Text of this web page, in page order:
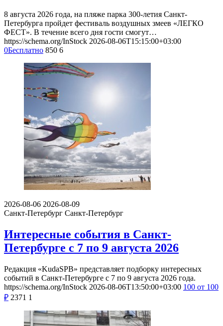
8 августа 2026 года, на пляже парка 300-летия Санкт-
Петербурга пройдет фестиваль воздушных змеев «ЛЕГКО
ФЕСТ». В течение всего дня гости смогут…
https://schema.org/InStock 2026-08-06T15:15:00+03:00
0Бесплатно 850 6
2026-08-06 2026-08-09
Санкт-Петербург Санкт-Петербург
Интересные события в Санкт-
Петербурге с 7 по 9 августа 2026
Редакция «KudaSPB» представляет подборку интересных
событий в Санкт-Петербурге с 7 по 9 августа 2026 года.
https://schema.org/InStock 2026-08-06T13:50:00+03:00 100 от 100
₽ 2371 1